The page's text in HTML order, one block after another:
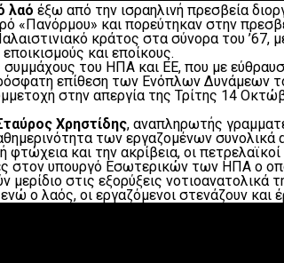
λαό έξω από την ισραηλινή πρεσβεία
«Πανόρμου» και πορεύτηκαν στην
κράτος στα σύνορα του
και εποίκους.
του ΗΠΑ και ΕΕ, που με
επίθεση των Ενόπλων Δυνάμεων
στην απεργία της Τρίτης 14
Χρηστίδης, αναπληρωτής
των εργαζομένων συνολικά
και την ακρίβεια, οι
στον υπουργό Εσωτερικών των ΗΠΑ ο
μερίδιο στις εξορύξεις νοτιοανατολικά
ο λαός, οι εργαζόμενοι στενάζουν